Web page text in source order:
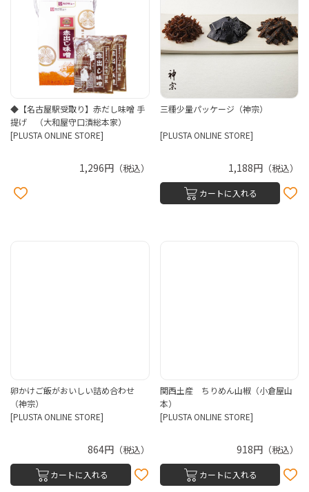
◆【名古屋駅受取り】赤だし味噌 手
提げ （大和屋守口漬総本家）
[PLUSTA ONLINE STORE]
1,296円（税込）
三種少量パッケージ（神宗）
[PLUSTA ONLINE STORE]
1,188円 （税込）
カートに入れる
卵かけご飯がおいしい詰め合わせ
（神宗）
[PLUSTA ONLINE STORE]
864円（税込）
カートに入れる
関西土産 ちりめん山椒（小倉屋山
本）
[PLUSTA ONLINE STORE]
918円 （税込）
カートに入れる